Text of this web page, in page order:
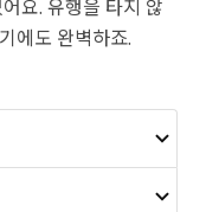
요. 유행을 타지 않
에도 완벽하죠.